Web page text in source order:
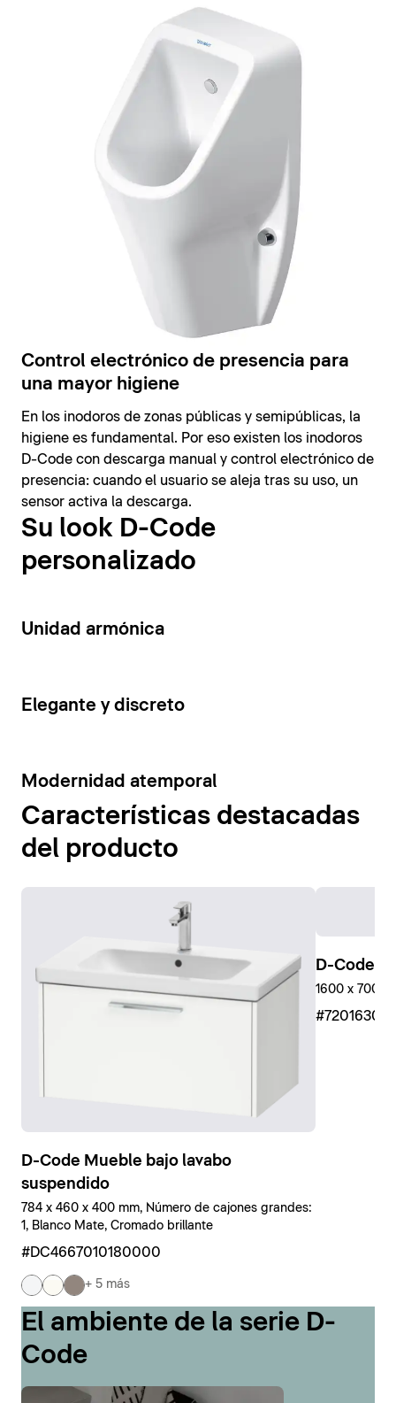
Control electrónico de presencia para
una mayor higiene
En los inodoros de zonas públicas y semipúblicas, la
higiene es fundamental. Por eso existen los inodoros
D-Code con descarga manual y control electrónico de
presencia: cuando el usuario se aleja tras su uso, un
sensor activa la descarga.
Su look D-Code
personalizado
14
Unidad armónica
15
Elegante y discreto
10
Modernidad atemporal
Características destacadas
del producto
D-Code Mueble bajo lavabo
suspendido
784 x 460 x 400 mm, Número de cajones grandes:
1, Blanco Mate, Cromado brillante
#DC4667010180000
+ 5 más
D-Code
1600 x 700
El ambiente de la serie D-
Code